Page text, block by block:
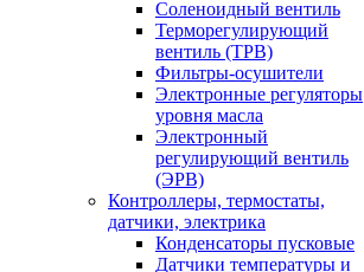
Соленоидный вентиль
Терморегулирующий
вентиль (ТРВ)
Фильтры-осушители
Электронные регуляторы
уровня масла
Электронный
регулирующий вентиль
(ЭРВ)
Контроллеры, термостаты,
датчики, электрика
Конденсаторы пусковые
Датчики температуры и